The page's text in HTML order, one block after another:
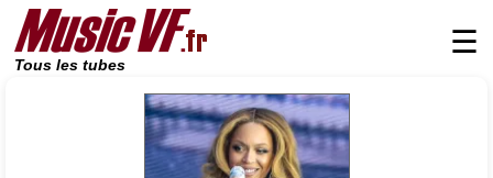
Tous les tubes
☰